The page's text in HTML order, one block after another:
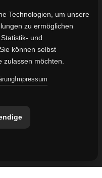
Technologien, um unsere
zu ermöglichen
und
können selbst
möchten.
Impressum